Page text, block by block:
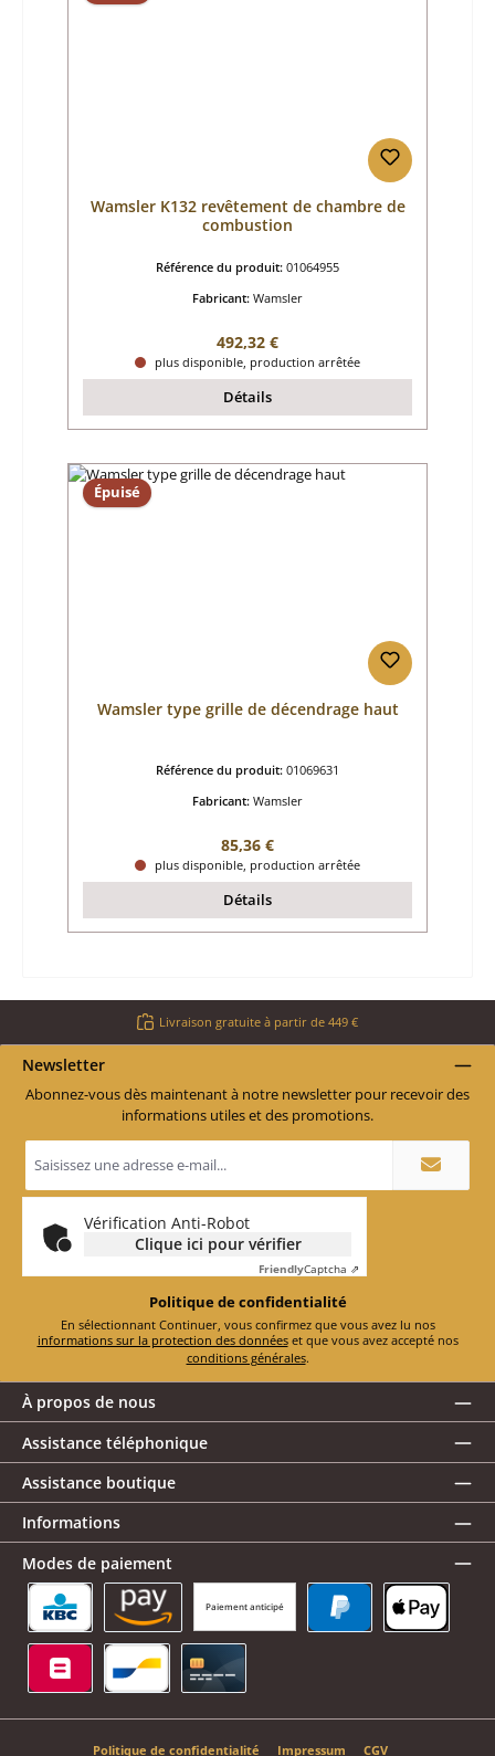
Wamsler K132 revêtement de chambre de
combustion
Référence du produit: 01064955
Fabricant: Wamsler
Prix régulier :
492,32 €
plus disponible, production arrêtée
Détails
Épuisé
Wamsler type grille de décendrage haut
Référence du produit: 01069631
Fabricant: Wamsler
Prix régulier :
85,36 €
plus disponible, production arrêtée
Détails
Livraison gratuite à partir de 449 €
Newsletter
Abonnez-vous dès maintenant à notre newsletter pour recevoir des
informations utiles et des promotions.
e-
*
Vérification Anti-Robot
Clique ici pour vérifier
FriendlyCaptcha ⇗
Politique de confidentialité
En sélectionnant Continuer, vous confirmez que vous avez lu nos
informations sur la protection des données
et que vous avez accepté nos
conditions générales.
À propos de nous
Assistance téléphonique
Assistance boutique
Informations
Modes de paiement
Paiement anticipé
KBC/CBC Payment Button
Amazon Pay
Politique de confidentialité Impressum CGV